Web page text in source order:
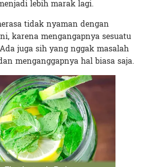
lebih marak lagi.
tidak nyaman dengan
karena mengangapnya sesuatu
juga sih yang nggak masalah
menganggapnya hal biasa saja.